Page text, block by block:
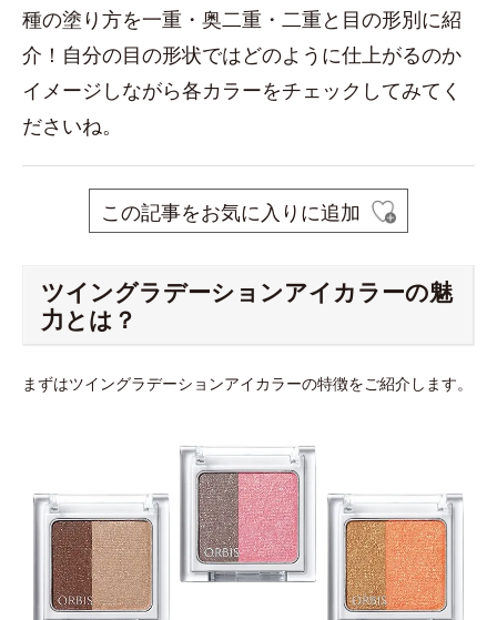
種の塗り方を一重・奥二重・二重と目の形別に紹
介！自分の目の形状ではどのように仕上がるのか
イメージしながら各カラーをチェックしてみてく
ださいね。
この記事をお気に入りに追加
ツイングラデーションアイカラーの魅
力とは？
まずはツイングラデーションアイカラーの特徴をご紹介します。